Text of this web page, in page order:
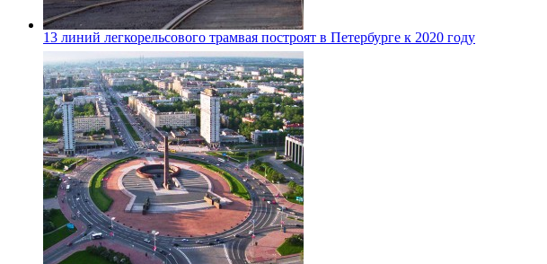
13 линий легкорельсового трамвая построят в Петербурге к 2020 году